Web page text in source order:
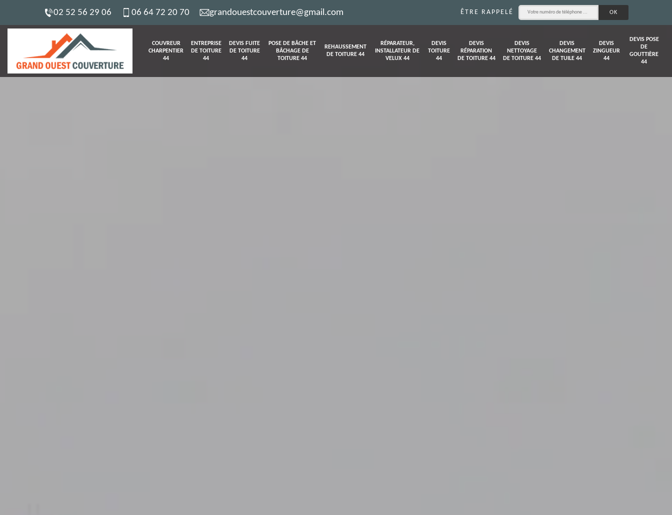
02 52 56 29 06 06 64 72 20 70 grandouestcouverture@gmail.com ÊTRE RAPPELÉ
COUVREUR
CHARPENTIER
44
ENTREPRISE
DE TOITURE
44
DEVIS FUITE
DE TOITURE
44
POSE DE BÂCHE ET
BÂCHAGE DE
TOITURE 44
REHAUSSEMENT
DE TOITURE 44
RÉPARATEUR,
INSTALLATEUR DE
VELUX 44
DEVIS
TOITURE
44
DEVIS
RÉPARATION
DE TOITURE 44
DEVIS
NETTOYAGE
DE TOITURE 44
DEVIS
CHANGEMENT
DE TUILE 44
DEVIS
ZINGUEUR
44
DEVIS POSE
DE
GOUTTIÈRE
44